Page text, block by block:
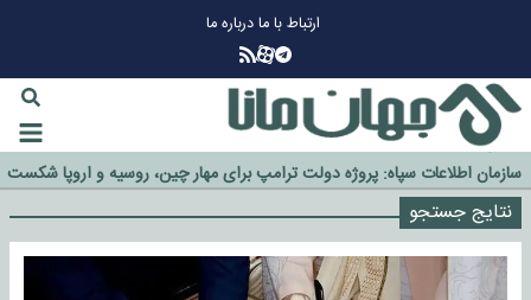
ارتباط با مادرباره ما
گزینه جدایی اوسمار روی میز مدیران پرسپولیس
آیا رئیس جمهور آمریکا قانون را دور می‌زند؟
اخراج رسمی چهره نامدار از پرسپولیس
سازمان اطلاعات سپاه: پروژه دولت ترامپ برای مهار چین، روسیه و اروپا شکست
خورد
نتایج جستجو